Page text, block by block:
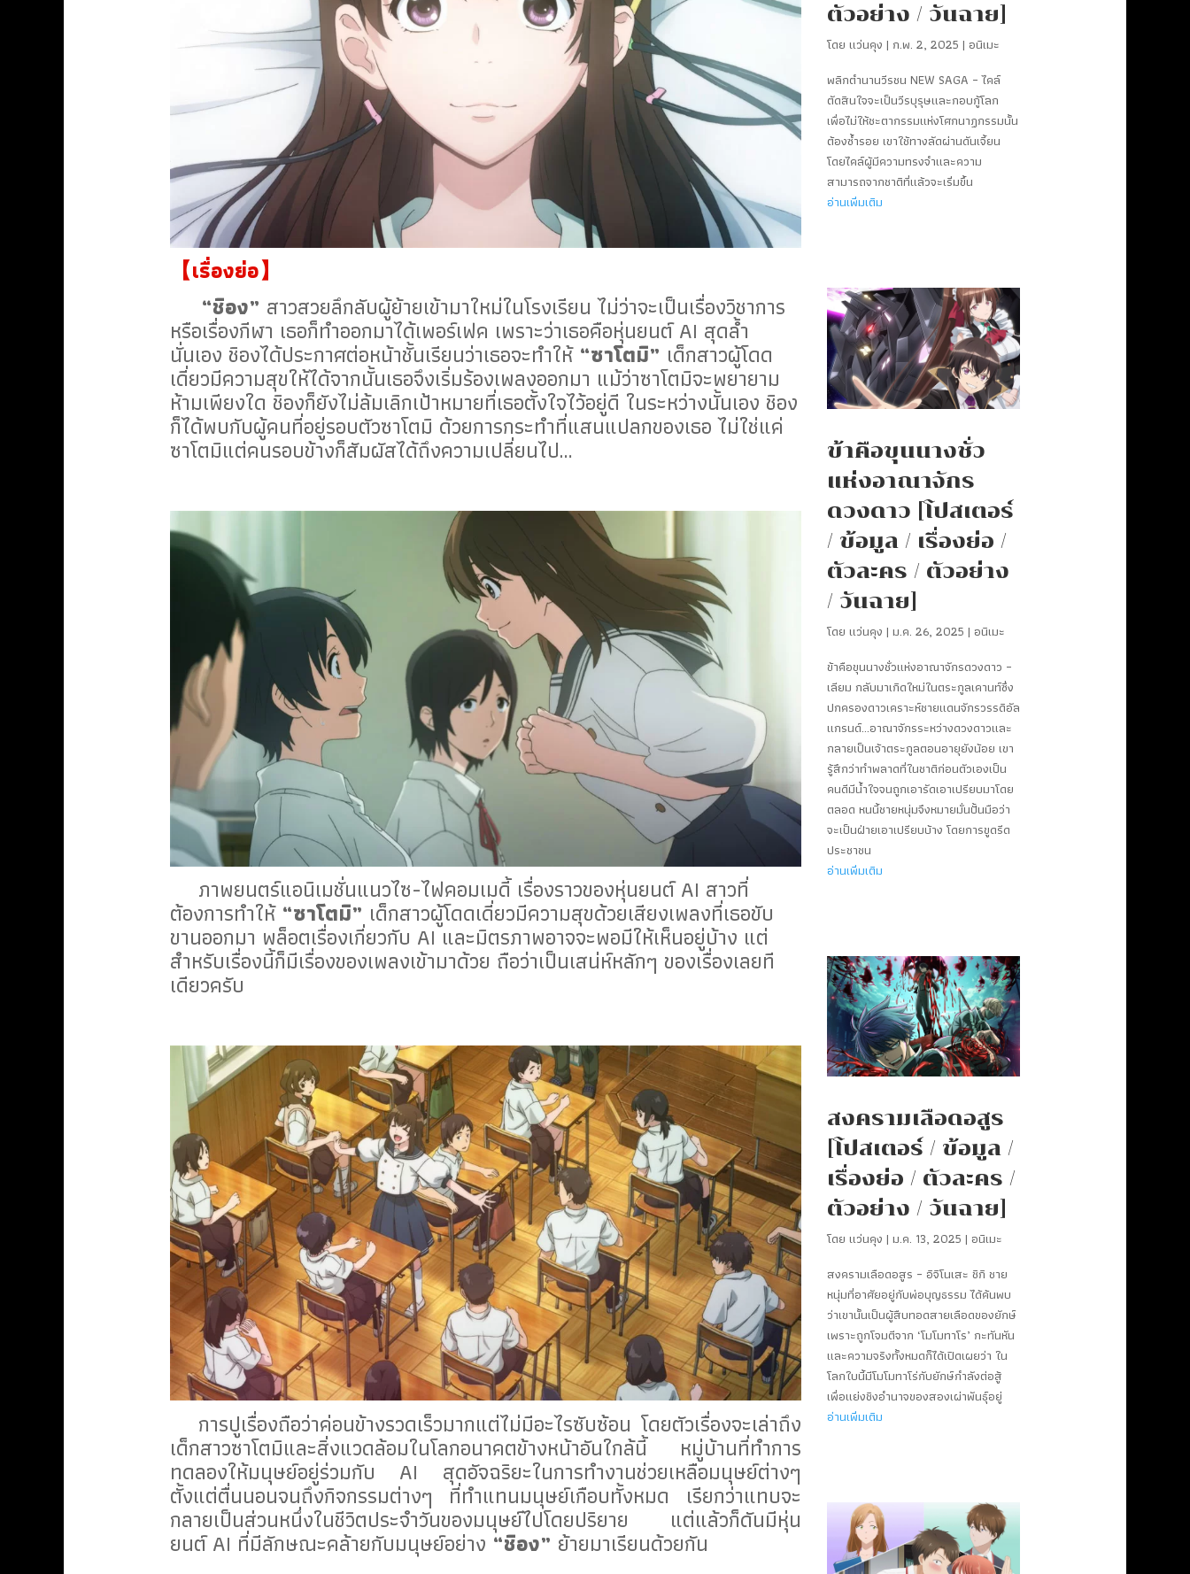
【เรื่องย่อ】
“ชิอง” สาวสวยลึกลับผู้ย้ายเข้ามาใหม่ในโรงเรียน ไม่ว่าจะเป็นเรื่องวิชาการ
หรือเรื่องกีฬา เธอก็ทำออกมาได้เพอร์เฟค เพราะว่าเธอคือหุ่นยนต์ AI สุดล้ำ
นั่นเอง ชิองได้ประกาศต่อหน้าชั้นเรียนว่าเธอจะทำให้ “ซาโตมิ” เด็กสาวผู้โดด
เดี่ยวมีความสุขให้ได้จากนั้นเธอจึงเริ่มร้องเพลงออกมา แม้ว่าซาโตมิจะพยายาม
ห้ามเพียงใด ชิองก็ยังไม่ล้มเลิกเป้าหมายที่เธอตั้งใจไว้อยู่ดี ในระหว่างนั้นเอง ชิอง
ก็ได้พบกับผู้คนที่อยู่รอบตัวซาโตมิ ด้วยการกระทำที่แสนแปลกของเธอ ไม่ใช่แค่
ซาโตมิแต่คนรอบข้างก็สัมผัสได้ถึงความเปลี่ยนไป…
ภาพยนตร์แอนิเมชั่นแนวไซ-ไฟคอมเมดี้ เรื่องราวของหุ่นยนต์ AI สาวที่
ต้องการทำให้ “ซาโตมิ” เด็กสาวผู้โดดเดี่ยวมีความสุขด้วยเสียงเพลงที่เธอขับ
ขานออกมา พล็อตเรื่องเกี่ยวกับ AI และมิตรภาพอาจจะพอมีให้เห็นอยู่บ้าง แต่
สำหรับเรื่องนี้ก็มีเรื่องของเพลงเข้ามาด้วย ถือว่าเป็นเสน่ห์หลักๆ ของเรื่องเลยที
เดียวครับ
การปูเรื่องถือว่าค่อนข้างรวดเร็วมากแต่ไม่มีอะไรซับซ้อน โดยตัวเรื่องจะเล่าถึง
เด็กสาวซาโตมิและสิ่งแวดล้อมในโลกอนาคตข้างหน้าอันใกล้นี้ หมู่บ้านที่ทำการ
ทดลองให้มนุษย์อยู่ร่วมกับ AI สุดอัจฉริยะในการทำงานช่วยเหลือมนุษย์ต่างๆ
ตั้งแต่ตื่นนอนจนถึงกิจกรรมต่างๆ ที่ทำแทนมนุษย์เกือบทั้งหมด เรียกว่าแทบจะ
กลายเป็นส่วนหนึ่งในชีวิตประจำวันของมนุษย์ไปโดยปริยาย แต่แล้วก็ดันมีหุ่น
ยนต์ AI ที่มีลักษณะคล้ายกับมนุษย์อย่าง “ชิอง” ย้ายมาเรียนด้วยกัน
ตัวอย่าง / วันฉาย]
โดย แว่นคุง | ก.พ. 2, 2025 | อนิเมะ
พลิกตำนานวีรชน NEW SAGA – ไคล์
ตัดสินใจจะเป็นวีรบุรุษและกอบกู้โลก
เพื่อไม่ให้ชะตากรรมแห่งโศกนาฏกรรมนั้น
ต้องซ้ำรอย เขาใช้ทางลัดผ่านดันเจี้ยน
โดยไคล์ผู้มีความทรงจำและความ
สามารถจากชาติที่แล้วจะเริ่มขึ้น
อ่านเพิ่มเติม
ข้าคือขุนนางชั่ว
แห่งอาณาจักร
ดวงดาว [โปสเตอร์
/ ข้อมูล / เรื่องย่อ /
ตัวละคร / ตัวอย่าง
/ วันฉาย]
โดย แว่นคุง | ม.ค. 26, 2025 | อนิเมะ
ข้าคือขุนนางชั่วแห่งอาณาจักรดวงดาว –
เลียม กลับมาเกิดใหม่ในตระกูลเคานท์ซึ่ง
ปกครองดาวเคราะห์ชายแดนจักรวรรดิอัล
แกรนด์…อาณาจักรระหว่างดวงดาวและ
กลายเป็นเจ้าตระกูลตอนอายุยังน้อย เขา
รู้สึกว่าทำพลาดที่ในชาติก่อนตัวเองเป็น
คนดีมีน้ำใจจนถูกเอารัดเอาเปรียบมาโดย
ตลอด หนนี้ชายหนุ่มจึงหมายมั่นปั้นมือว่า
จะเป็นฝ่ายเอาเปรียบบ้าง โดยการขูดรีด
ประชาชน
อ่านเพิ่มเติม
สงครามเลือดอสูร
[โปสเตอร์ / ข้อมูล /
เรื่องย่อ / ตัวละคร /
ตัวอย่าง / วันฉาย]
โดย แว่นคุง | ม.ค. 13, 2025 | อนิเมะ
สงครามเลือดอสูร – อิจิโนเสะ ชิกิ ชาย
หนุ่มที่อาศัยอยู่กับพ่อบุญธรรม ได้ค้นพบ
ว่าเขานั้นเป็นผู้สืบทอดสายเลือดของยักษ์
เพราะถูกโจมตีจาก ‘โมโมทาโร’ กะทันหัน
และความจริงทั้งหมดก็ได้เปิดเผยว่า ใน
โลกใบนี้มีโมโมทาโร่กับยักษ์กำลังต่อสู้
เพื่อแย่งชิงอำนาจของสองเผ่าพันธุ์อยู่
อ่านเพิ่มเติม